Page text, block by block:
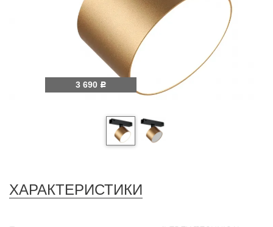
3 690 Р
ХАРАКТЕРИСТИКИ